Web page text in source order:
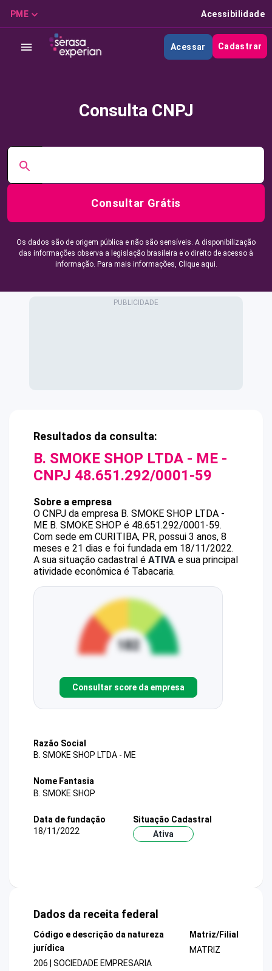
PME Acessibilidade
Acessar Cadastrar
Consulta CNPJ
Consultar Grátis
Os dados são de origem pública e não são sensíveis. A disponibilização
das informações observa a legislação brasileira e o direito de acesso à
informação. Para mais informações, Clique aqui.
Resultados da consulta:
B. SMOKE SHOP LTDA - ME -
CNPJ 48.651.292/0001-59
Sobre a empresa
O CNPJ da empresa B. SMOKE SHOP LTDA -
ME B. SMOKE SHOP é 48.651.292/0001-59.
Com sede em CURITIBA, PR, possui 3 anos, 8
meses e 21 dias e foi fundada em 18/11/2022.
A sua situação cadastral é ATIVA e sua principal
atividade econômica é Tabacaria.
Consultar score da empresa
Razão Social
B. SMOKE SHOP LTDA - ME
Nome Fantasia
B. SMOKE SHOP
Data de fundação
18/11/2022
Situação Cadastral
Ativa
Dados da receita federal
Código e descrição da natureza
jurídica
206 | SOCIEDADE EMPRESARIA
Matriz/Filial
MATRIZ